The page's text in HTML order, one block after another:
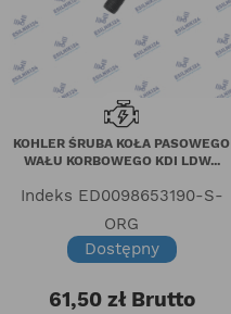
KOHLER ŚRUBA KOŁA PASOWEGO
WAŁU KORBOWEGO KDI LDW...
Indeks ED0098653190-S-
ORG
Dostępny
61,50 złBrutto